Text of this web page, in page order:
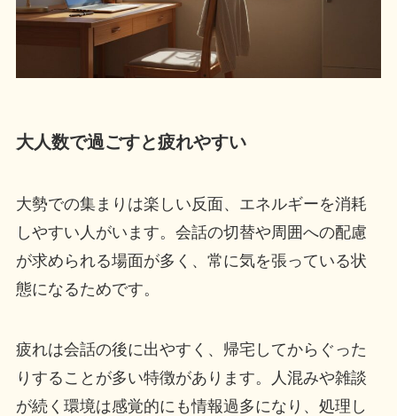
大人数で過ごすと疲れやすい
大勢での集まりは楽しい反面、エネルギーを消耗
しやすい人がいます。会話の切替や周囲への配慮
が求められる場面が多く、常に気を張っている状
態になるためです。
疲れは会話の後に出やすく、帰宅してからぐった
りすることが多い特徴があります。人混みや雑談
が続く環境は感覚的にも情報過多になり、処理し